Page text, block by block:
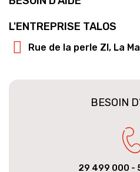
L'ENTREPRISE TALOS
Rue de la perle ZI, La
BESOIN
29 499 000 -